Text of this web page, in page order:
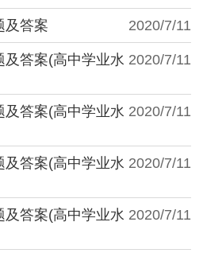
2020/7/11
及答案
2020/7/11
及答案(高中学业水
2020/7/11
及答案(高中学业水
2020/7/11
及答案(高中学业水
2020/7/11
及答案(高中学业水